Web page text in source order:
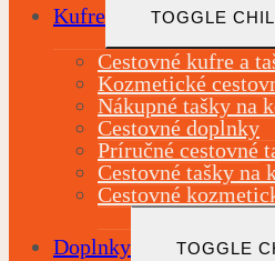
Kufre TOGGLE
Cestovné kufre a
Kozmetické
Nákupné tašky na
Cestovné doplnky
Príručné cestovné
Cestovné tašky na
Cestovné
Doplnky TOGGLE